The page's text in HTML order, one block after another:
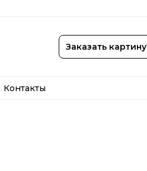
Заказать картину
Контакты